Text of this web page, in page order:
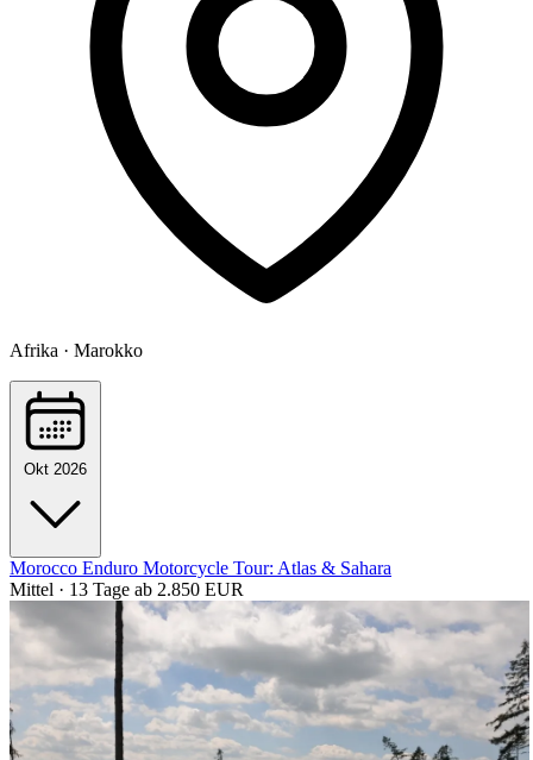
Afrika · Marokko
Okt 2026
Morocco Enduro Motorcycle Tour: Atlas & Sahara
Mittel · 13 Tage ab 2.850 EUR